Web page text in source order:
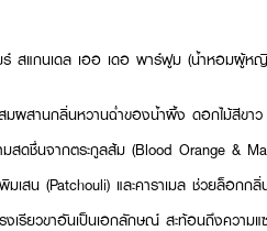
สแกนเดล เออ เดอ พาร์ฟูม (น้ำหอมผู้ห
มผสานกลิ่นหวานฉ่ำของน้ำผึ้ง ดอกไม้สีขา
สดชื่นจากตระกูลส้ม (Blood Orange &
มเสน (Patchouli) และคาราเมล ช่วยล็อกก
งเรียวขาอันเป็นเอกลักษณ์ สะท้อนถึงความ